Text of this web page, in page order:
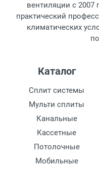
вентиляции с 2007
практический
климатических
Каталог
Сплит системы
Мульти сплиты
Канальные
Кассетные
Потолочные
Мобильные